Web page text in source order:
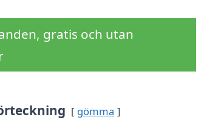
gratis och utan
gömma